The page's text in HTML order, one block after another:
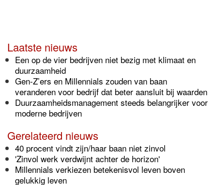
Laatste nieuws
Een op de vier bedrijven niet bezig met klimaat en
duurzaamheid
Gen-Z’ers en Millennials zouden van baan
veranderen voor bedrijf dat beter aansluit bij waarden
Duurzaamheidsmanagement steeds belangrijker voor
moderne bedrijven
Gerelateerd nieuws
40 procent vindt zijn/haar baan niet zinvol
'Zinvol werk verdwijnt achter de horizon'
Millennials verkiezen betekenisvol leven boven
gelukkig leven